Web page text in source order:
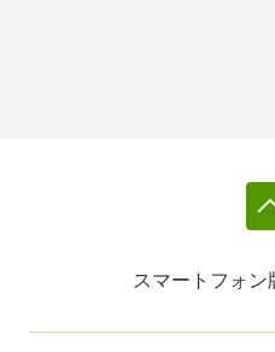
スマートフォン